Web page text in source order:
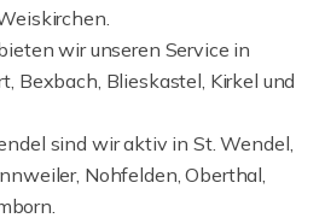
wir unseren Service in
Bexbach, Blieskastel, Kirkel und
sind wir aktiv in St. Wendel,
Nohfelden, Oberthal,